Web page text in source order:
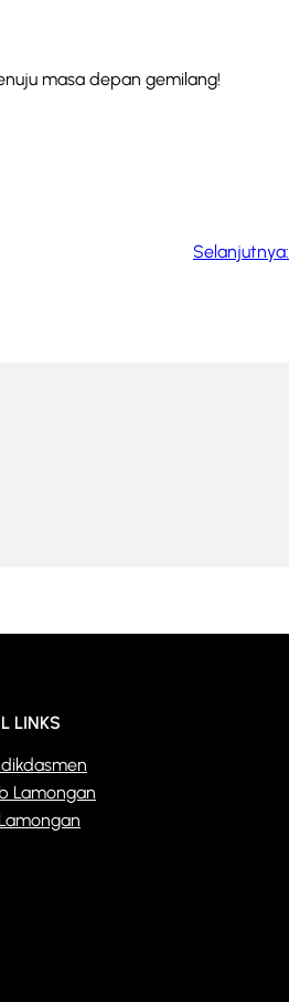
masa depan gemilang!
Selanjutnya:
LINKS
Lamongan